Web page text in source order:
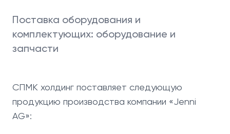
Поставка оборудования и
комплектующих: оборудование и
запчасти
СПМК холдинг поставляет следующую
продукцию производства компании «Jenni
AG»: